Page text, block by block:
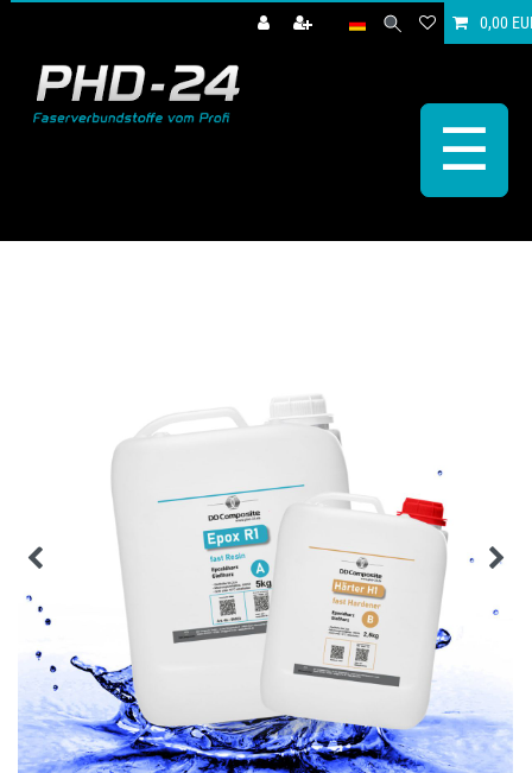
0,00
☰